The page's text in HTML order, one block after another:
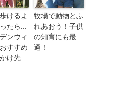
けるよ
たら…
ンウィ
すすめ
け先
牧場で動物とふ
れあおう！子供
の知育にも最
適！